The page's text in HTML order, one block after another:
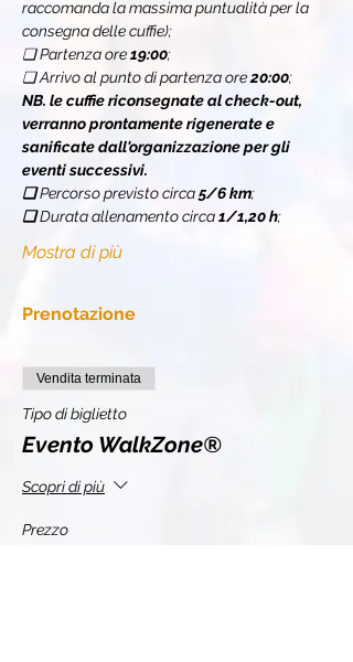
raccomanda la massima puntualità per la
consegna delle cuffie);
❏ Partenza ore 19:00;
❏ Arrivo al punto di partenza ore 20:00;
NB. le cuffie riconsegnate al check-out,
verranno prontamente rigenerate e
sanificate dall'organizzazione per gli
eventi successivi.
❏ Percorso previsto circa 5/6 km;
❏ Durata allenamento circa 1/1,20 h;
Mostra di più
Prenotazione
Vendita terminata
Tipo di biglietto
Evento WalkZone®
Scopri di più
Prezzo